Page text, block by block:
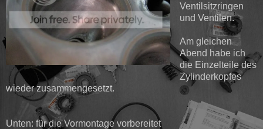
Ventilsitzringen
und Ventilen.
Am gleichen
Abend habe ich
die Einzelteile des
Zylinderkopfes
wieder zusammengesetzt.
Unten: für die Vormontage vorbereitet